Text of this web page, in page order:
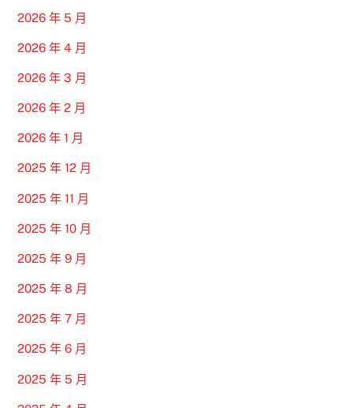
2026 年 5 月
2026 年 4 月
2026 年 3 月
2026 年 2 月
2026 年 1 月
2025 年 12 月
2025 年 11 月
2025 年 10 月
2025 年 9 月
2025 年 8 月
2025 年 7 月
2025 年 6 月
2025 年 5 月